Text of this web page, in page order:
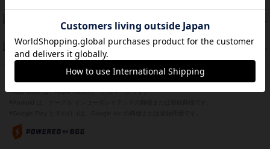
PT
紹介文なし 1件の投稿
PT
フリップ７：復讐心とともに
紹介文なし 2件の投稿
※Apple、Apple のロゴ は、米国および他の国々で登録されたApple Inc.の商標です。
※App Store は、Apple Inc.のサービスマークです。